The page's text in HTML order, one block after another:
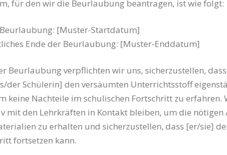
für den wir die Beurlaubung beantragen, ist wie folgt:
[Muster-Startdatum]
Ende der Beurlaubung: [Muster-Enddatum]
Beurlaubung verpflichten wir uns, sicherzustellen,
der Schülerin] den versäumten Unterrichtsstoff
keine Nachteile im schulischen Fortschritt zu erfahren.
mit den Lehrkräften in Kontakt bleiben, um die nötigen
zu erhalten und sicherzustellen, dass [er/sie]
fortsetzen kann.